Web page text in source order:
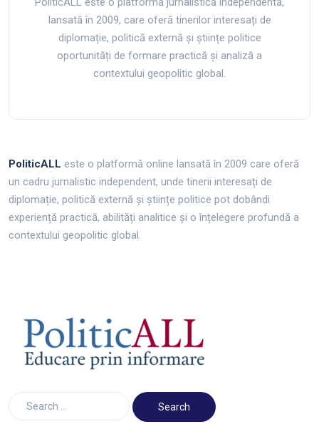
lansată în 2009, care oferă tinerilor interesați de
diplomație, politică externă și științe politice
oportunități de formare practică și analiză a
contextului geopolitic global.
PoliticALL este o platformă online lansată în 2009 care oferă
un cadru jurnalistic independent, unde tinerii interesați de
diplomație, politică externă și științe politice pot dobândi
experiență practică, abilități analitice și o înțelegere profundă a
contextului geopolitic global.